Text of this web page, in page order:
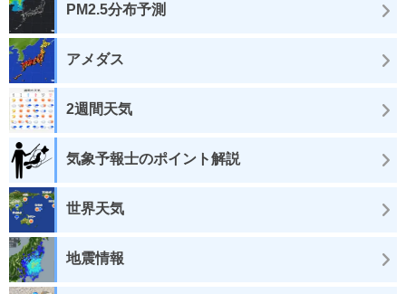
PM2.5分布予測
アメダス
2週間天気
気象予報士のポイント解説
世界天気
地震情報